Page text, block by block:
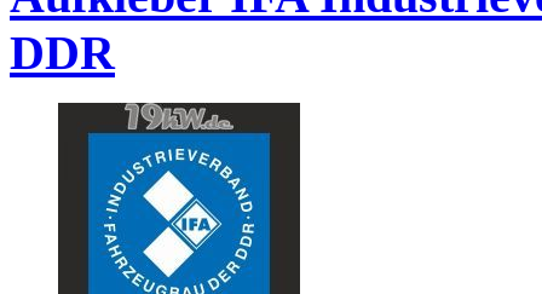
DDR